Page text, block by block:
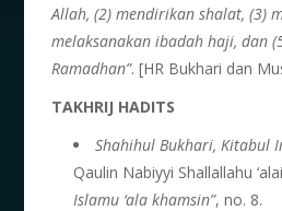
Allah, (2) mendirikan shalat, (3)
melaksanakan ibadah haji, dan
Ramadhan”. [HR Bukhari dan
TAKHRIJ HADITS
Shahihul Bukhari, Kitabul
Qaulin Nabiyyi Shallallahu
Islamu ‘ala khamsin”, no. 8.